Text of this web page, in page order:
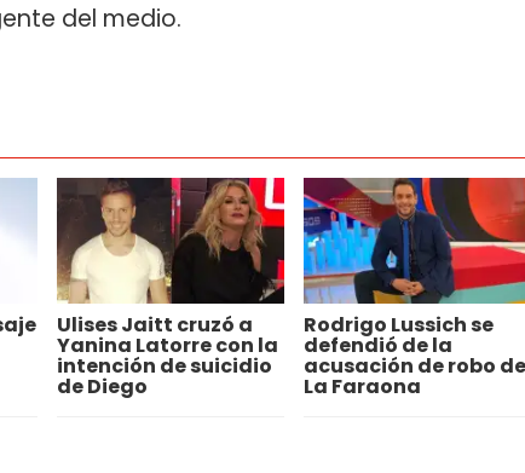
del medio.
Ulises Jaitt cruzó a
Yanina Latorre con la
intención de suicidio
de Diego
Rodrigo Lussich se
defendió de la
acusación de robo de
La Faraona